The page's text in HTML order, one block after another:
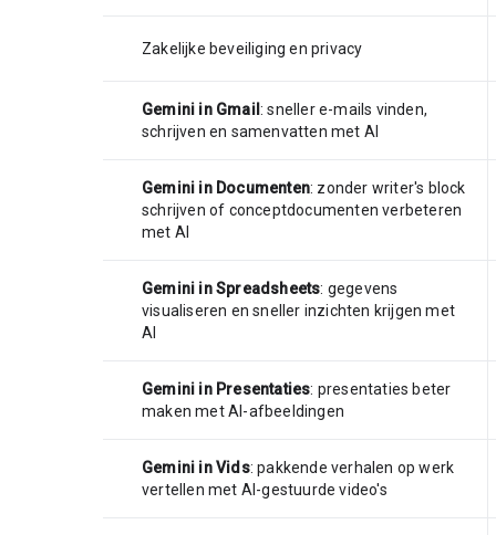
Zakelijke beveiliging en privacy
Gemini in Gmail : sneller e-mails vinden,
schrijven en samenvatten met AI
Gemini in Documenten: zonder writer's block
schrijven of conceptdocumenten verbeteren
met AI
Gemini in Spreadsheets: gegevens
visualiseren en sneller inzichten krijgen met
AI
Gemini in Presentaties: presentaties beter
maken met AI-afbeeldingen
Gemini in Vids: pakkende verhalen op werk
vertellen met AI-gestuurde video's